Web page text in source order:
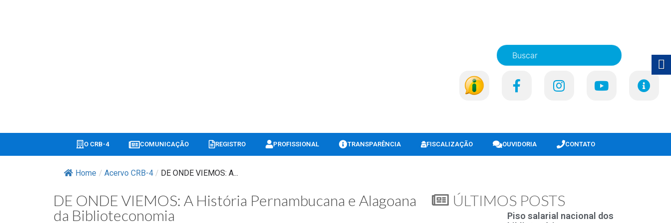
O CRB-4 COMUNICAÇÃO REGISTRO PROFISSIONAL TRANSPARÊNCIA FISCALIZAÇÃO OUVIDORIA CONTATO
Home / Acervo CRB-4 / DE ONDE VIEMOS: A...
DE ONDE VIEMOS: A História Pernambucana e Alagoana
da Biblioteconomia
ÚLTIMOS POSTS
Piso salarial nacional dos